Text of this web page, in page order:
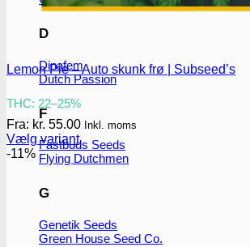
D
Dinafem
Dutch Passion
F
Fastbuds Seeds
Flying Dutchmen
G
Genetik Seeds
Green House Seed Co.
Lemon Pie – Auto skunk frø | Subseed’s
THC: 22–25%
Fra: kr. 55.00 Inkl. moms
Vælg variant
Dette
Mulighederne
-11%